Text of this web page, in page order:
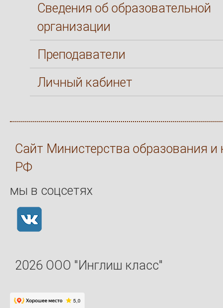
Сведения об образовательной
организации
Преподаватели
Личный кабинет
Сайт Министерства образования и
РФ
мы в соцсетях
2026 ООО "Инглиш класс"